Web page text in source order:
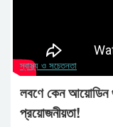
স্বাস্থ্য ও সচেতনতা
লবণে কেন আয়োডিন
প্রয়োজনীয়তা!